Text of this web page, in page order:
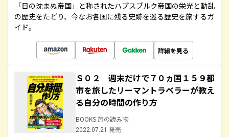
「日の沈まぬ帝国」と称されたハプスブルク帝国の栄光と動乱
の歴史をたどり、今なお各国に残る史跡を巡る歴史を旅するガ
イド。
詳細を見る
Ｓ０２ 週末だけで７０ヵ国１５９都
市を旅したリーマントラベラーが教え
る自分の時間の作り方
BOOKS 旅の読み物
2022.07.21 発売